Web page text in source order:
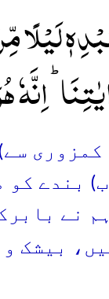
لَیۡلًا
اِنَّہٗ
کمزوری
بندے
نے
بیشک